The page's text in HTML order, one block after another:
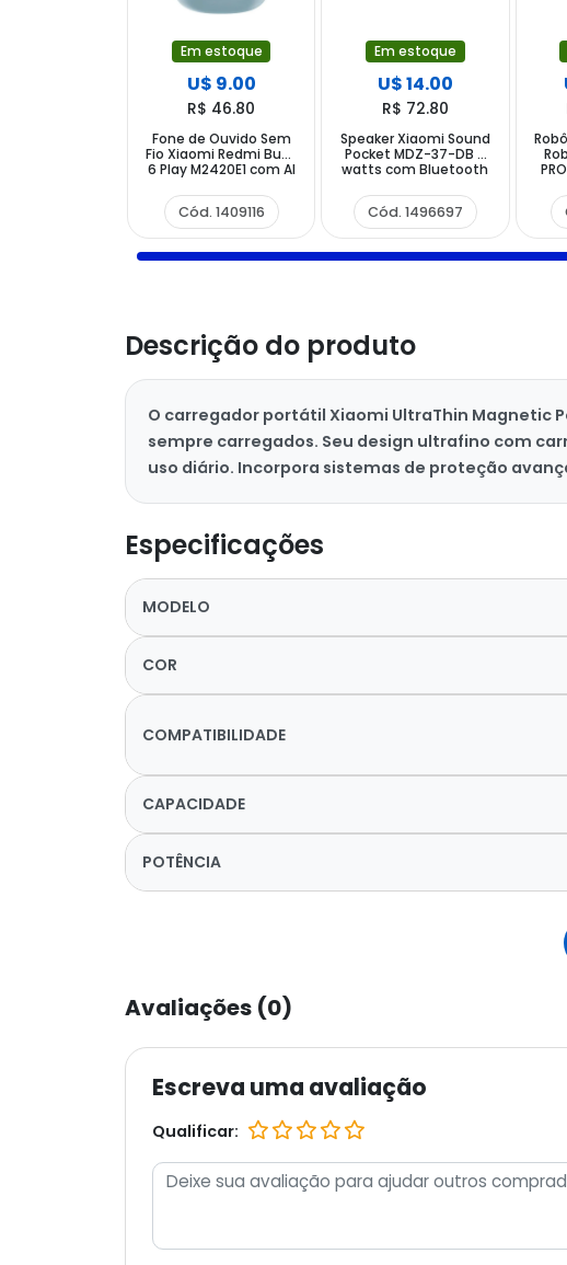
Em estoque
U$ 9.00
R$ 46.80
Fone de Ouvido Sem
Fio Xiaomi Redmi Buds
6 Play M2420E1 com AI
Cód. 1409116
Em estoque
U$ 14.00
R$ 72.80
Speaker Xiaomi Sound
Pocket MDZ-37-DB 5
watts com Bluetooth
Cód. 1496697
Descrição do produto
O carregador portátil Xiaomi UltraThin Magnetic
sempre carregados. Seu design ultrafino com
uso diário. Incorpora sistemas de proteção
Especificações
MODELO
COR
COMPATIBILIDADE
CAPACIDADE
POTÊNCIA
Avaliações (0)
Escreva uma avaliação
Qualificar: